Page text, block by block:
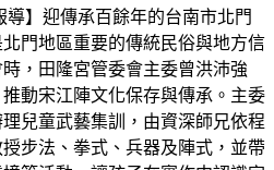
導】迎傳承百餘年的台南市北門
門地區重要的傳統民俗與地方信
，田隆宮管委會主委曾洪沛強
動宋江陣文化保存與傳承。主委
兒童武藝集訓，由資深師兄依程
步法、拳式、兵器及陣式，並帶